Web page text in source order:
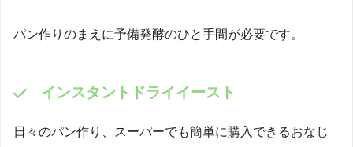
パン作りのまえに予備発酵のひと手間が必要です。
インスタントドライイースト
日々のパン作り、スーパーでも簡単に購入できるおなじ